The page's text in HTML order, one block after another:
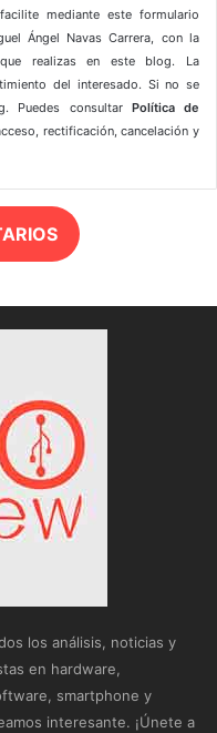
mediante este formulario
Ángel Navas Carrera, con la
realizas en este blog. La
del interesado. Si no se
Puedes consultar Política de
rectificación, cancelación y
los análisis, noticias y
en hardware,
smartphone y
interesante. ¡Únete a